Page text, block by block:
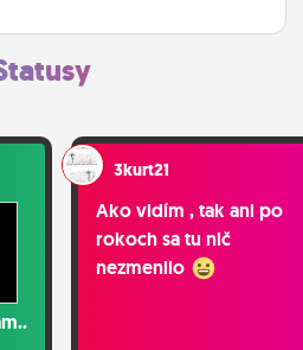
3kurt21
Ako vidím , tak ani po
rokoch sa tu nič
nezmenilo